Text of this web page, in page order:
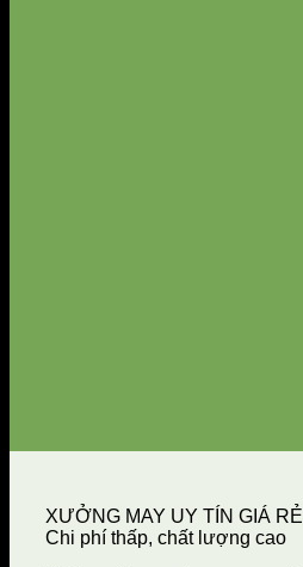
XƯỞNG MAY UY TÍN GIÁ RẺ
Chi phí thấp, chất lượng cao